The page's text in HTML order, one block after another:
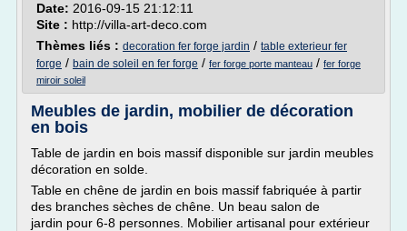
Date: 2016-09-15 21:12:11
Site : http://villa-art-deco.com
Thèmes liés : decoration fer forge jardin / table exterieur fer
forge / bain de soleil en fer forge / fer forge porte manteau / fer forge
miroir soleil
Meubles de jardin, mobilier de décoration
en bois
Table de jardin en bois massif disponible sur jardin meubles
décoration en solde.
Table en chêne de jardin en bois massif fabriquée à partir
des branches sèches de chêne. Un beau salon de
jardin pour 6-8 personnes. Mobilier artisanal pour extérieur